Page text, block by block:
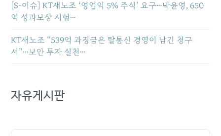
[S-이슈] KT새노조 ‘영업익 5% 주식’ 요구…박윤영, 650
억 성과보상 시험…
KT새노조 “539억 과징금은 탈통신 경영이 남긴 청구
서”…보안 투자 실천…
자유게시판